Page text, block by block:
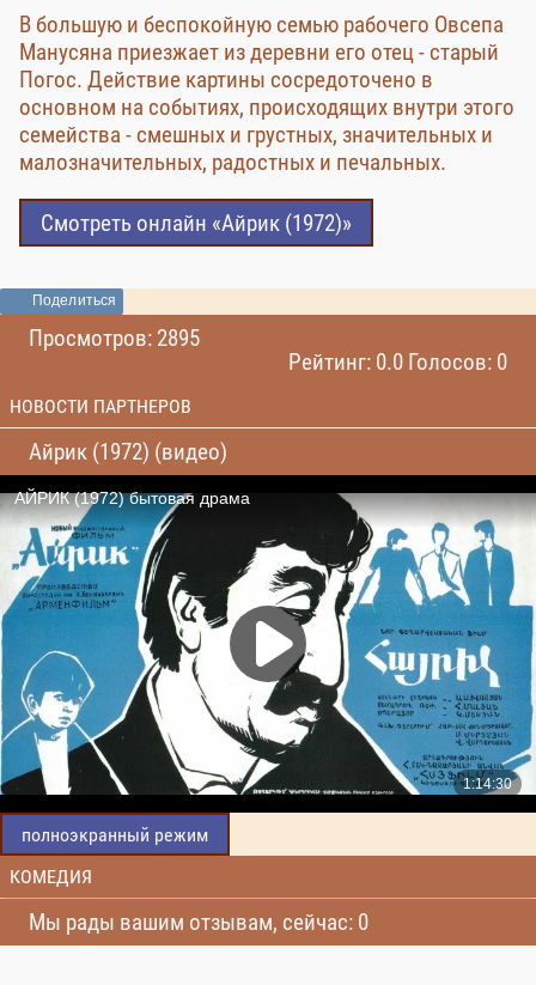
В большую и беспокойную семью рабочего Овсепа
Манусяна приезжает из деревни его отец - старый
Погос. Действие картины сосредоточено в
основном на событиях, происходящих внутри этого
семейства - смешных и грустных, значительных и
малозначительных, радостных и печальных.
Смотреть онлайн «Айрик (1972)»
Поделиться
Просмотров: 2895
Рейтинг: 0.0 Голосов: 0
НОВОСТИ ПАРТНЕРОВ
Айрик (1972) (видео)
полноэкранный режим
КОМЕДИЯ
Мы рады вашим отзывам, сейчас: 0